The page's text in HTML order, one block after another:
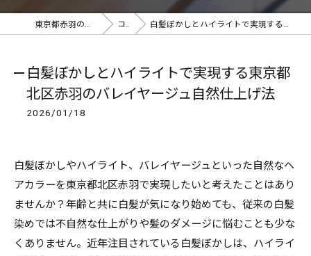
東京都赤羽の美容室ならgrow 赤羽 コラム 白髪ぼかしとハイライトで実現する東京都北区赤羽のバレイヤージュ自然仕上げ法
白髪ぼかしとハイライトで実現する東京都
北区赤羽のバレイヤージュ自然仕上げ法
2026/01/18
白髪ぼかしやハイライト、バレイヤージュといった自然なヘ
アカラーを東京都北区赤羽で実現したいと考えたことはあり
ませんか？年齢と共に白髪が気になり始めても、従来の白髪
染めでは不自然な仕上がりや髪のダメージに悩むことも少な
くありません。近年注目されている白髪ぼかしは、ハイライ